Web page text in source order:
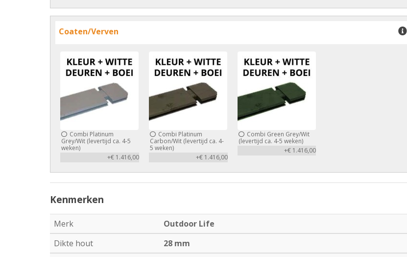
Coaten/Verven
Combi Platinum
Grey/Wit (levertijd ca. 4-5
weken)
+€ 1.416,00
Combi Platinum
Carbon/Wit (levertijd ca. 4-
5 weken)
+€ 1.416,00
Combi Green Grey/Wit
(levertijd ca. 4-5 weken)
+€ 1.416,00
Kenmerken
Merk
Outdoor Life
Dikte hout
28 mm